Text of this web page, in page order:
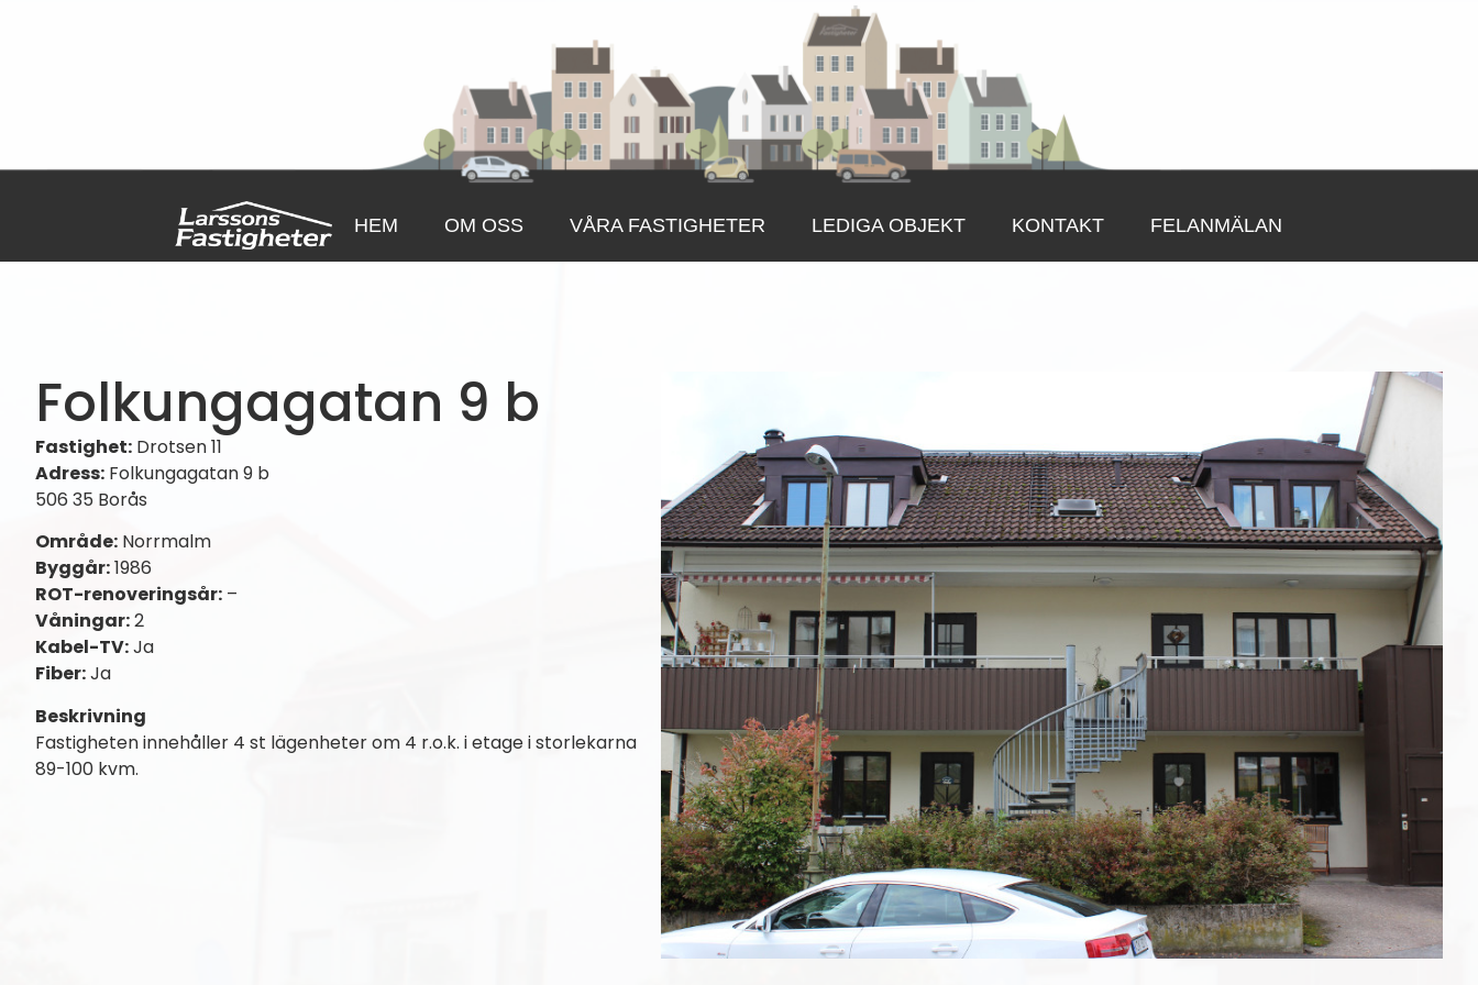
HEM OM OSS VÅRA FASTIGHETER LEDIGA OBJEKT KONTAKT FELANMÄLAN
Folkungagatan 9 b
Fastighet: Drotsen 11
Adress: Folkungagatan 9 b
506 35 Borås
Område: Norrmalm
Byggår:1986
ROT-renoveringsår: –
Våningar:2
Kabel-TV:Ja
Fiber:Ja
Beskrivning
Fastigheten innehåller 4 st lägenheter om 4 r.o.k. i etage i storlekarna
89-100 kvm.